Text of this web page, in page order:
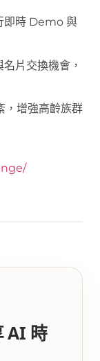
即時 Demo 與
片交換機會，
，增強高齡族群
AI 時